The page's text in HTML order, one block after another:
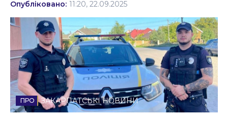
Події
Політика
Соціум
Спорт
Стиль життя
Опубліковано: 11:20, 22.09.2025
ЗАКАРПАТСЬКІ НОВИНИ